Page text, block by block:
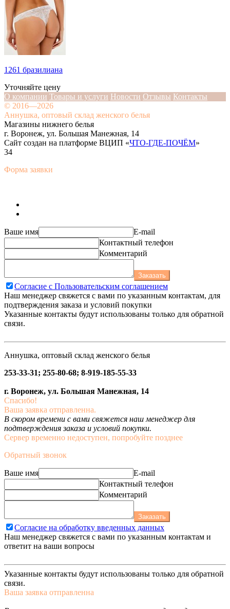
1261 бразилиана
Уточняйте цену
О компании Товары и услуги Новости Отзывы Контакты
© 2016—2026
Аннушка, оптовый склад женского белья
Магазины нижнего белья
г. Воронеж, ул. Большая Манежная, 14
Сайт создан на платформе ВЦИП «ЧТО-ГДЕ-ПОЧЁМ»
34
Форма заявки
Ваше имя
E-mail
Контактный телефон
Комментарий
Заказать
Согласие с Пользовательским соглашением
Наш менеджер свяжется с вами по указанным контактам, для
подтверждения заказа и условий покупки
Указанные контакты будут использованы только для обратной
связи.
Аннушка, оптовый склад женского белья
253-33-31; 255-80-68; 8-919-185-55-33
г. Воронеж, ул. Большая Манежная, 14
Спасибо!
Ваша заявка отправленна.
В скором времени с вами свяжется наш менеджер для
подтверждения заказа и условий покупки.
Сервер временно недоступен, попробуйте позднее
Обратный звонок
Ваше имя
E-mail
Контактный телефон
Комментарий
Заказать
Согласие на обработку введенных данных
Наш менеджер свяжется с вами по указанным контактам и
ответит на ваши вопросы
Указанные контакты будут использованы только для обратной
связи.
Ваша заявка отправленна